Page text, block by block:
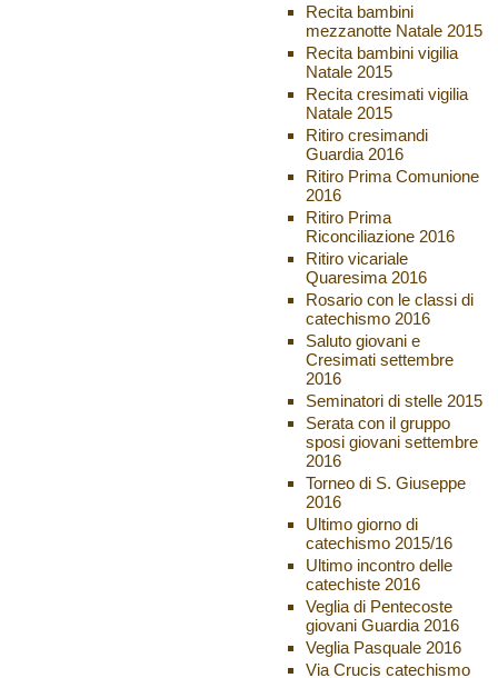
Recita bambini
mezzanotte Natale 2015
Recita bambini vigilia
Natale 2015
Recita cresimati vigilia
Natale 2015
Ritiro cresimandi
Guardia 2016
Ritiro Prima Comunione
2016
Ritiro Prima
Riconciliazione 2016
Ritiro vicariale
Quaresima 2016
Rosario con le classi di
catechismo 2016
Saluto giovani e
Cresimati settembre
2016
Seminatori di stelle 2015
Serata con il gruppo
sposi giovani settembre
2016
Torneo di S. Giuseppe
2016
Ultimo giorno di
catechismo 2015/16
Ultimo incontro delle
catechiste 2016
Veglia di Pentecoste
giovani Guardia 2016
Veglia Pasquale 2016
Via Crucis catechismo